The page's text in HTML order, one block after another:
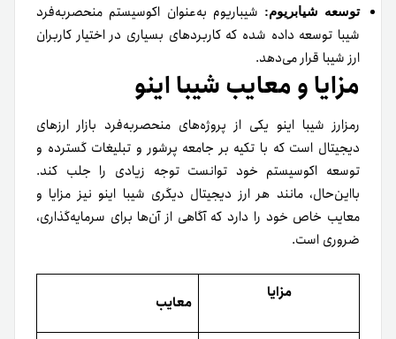
توسعه شیابریوم: شیباریوم به‌عنوان اکوسیستم منحصربه‌فرد
شیبا توسعه داده شده که کاربردهای بسیاری در اختیار کاربران
ارز شیبا قرار می‌دهد.
مزایا و معایب شیبا اینو
رمزارز شیبا اینو یکی از پروژه‌های منحصربه‌فرد بازار ارزهای
دیجیتال است که با تکیه بر جامعه پرشور و تبلیغات گسترده و
توسعه اکوسیستم خود توانست توجه زیادی را جلب کند.
با‌این‌حال، مانند هر ارز دیجیتال دیگری شیبا اینو نیز مزایا و
معایب خاص خود را دارد که آگاهی از آن‌ها برای سرمایه‌گذاری،
ضروری است.
مزایا معایب